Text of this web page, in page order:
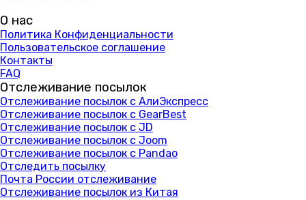
О нас
Политика Конфиденциальности
Пользовательское соглашение
Контакты
FAQ
Отслеживание посылок
Отслеживание посылок с АлиЭкспресс
Отслеживание посылок с GearBest
Отслеживание посылок с JD
Отслеживание посылок с Joom
Отслеживание посылок с Pandao
Отследить посылку
Почта России отслеживание
Отслеживание посылок из Китая